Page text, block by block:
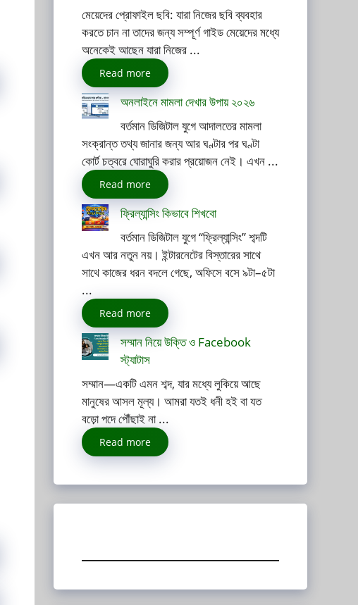
মেয়েদের প্রোফাইল ছবি: যারা নিজের ছবি ব্যবহার
করতে চান না তাদের জন্য সম্পূর্ণ গাইড মেয়েদের মধ্যে
অনেকেই আছেন যারা নিজের ...
Read more
অনলাইনে মামলা দেখার উপায় ২০২৬
বর্তমান ডিজিটাল যুগে আদালতের মামলা
সংক্রান্ত তথ্য জানার জন্য আর ঘণ্টার পর ঘণ্টা
কোর্ট চত্বরে ঘোরাঘুরি করার প্রয়োজন নেই। এখন ...
Read more
ফ্রিল্যান্সিং কিভাবে শিখবো
বর্তমান ডিজিটাল যুগে “ফ্রিল্যান্সিং” শব্দটি
এখন আর নতুন নয়। ইন্টারনেটের বিস্তারের সাথে
সাথে কাজের ধরন বদলে গেছে, অফিসে বসে ৯টা–৫টা
...
Read more
সম্মান নিয়ে উক্তি ও Facebook
স্ট্যাটাস
সম্মান—একটি এমন শব্দ, যার মধ্যে লুকিয়ে আছে
মানুষের আসল মূল্য। আমরা যতই ধনী হই বা যত
বড়ো পদে পৌঁছাই না ...
Read more